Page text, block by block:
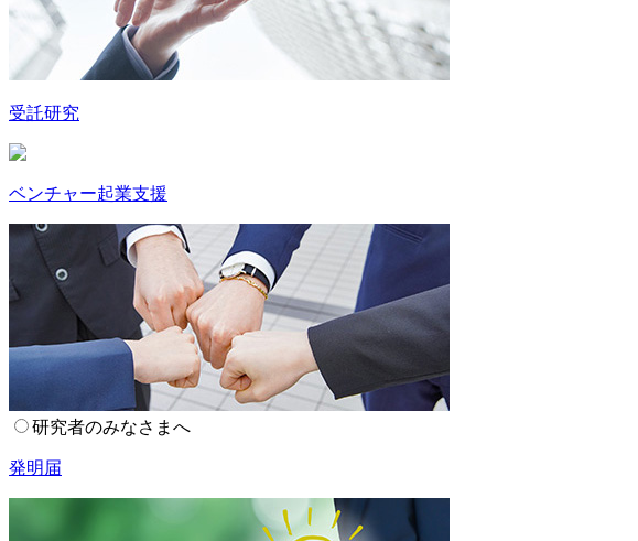
受託研究
ベンチャー起業支援
研究者のみなさまへ
発明届